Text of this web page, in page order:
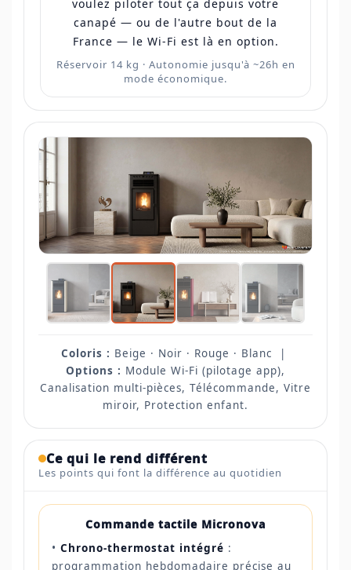
voulez piloter tout ça depuis votre
canapé — ou de l'autre bout de la
France — le Wi-Fi est là en option.
Réservoir 14 kg · Autonomie jusqu'à ~26h en
mode économique.
Coloris : Beige · Noir · Rouge · Blanc |
Options : Module Wi-Fi (pilotage app),
Canalisation multi-pièces, Télécommande, Vitre
miroir, Protection enfant.
Ce qui le rend différent
Les points qui font la différence au quotidien
Commande tactile Micronova
• Chrono-thermostat intégré :
programmation hebdomadaire précise au